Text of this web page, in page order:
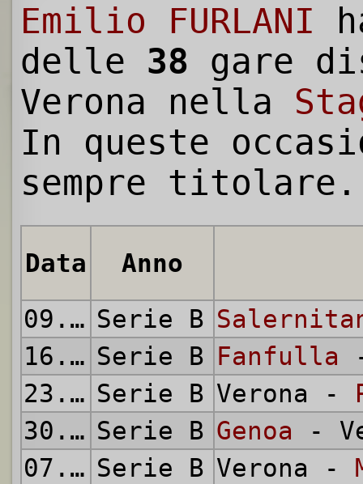
Emilio FURLANI
delle 38 gare
Verona nella
In queste
sempre titolare.
Data Anno
09.09.1951 Serie B
16.09.1951 Serie B Fanfulla
23.09.1951 Serie B Verona -
30.09.1951 Serie B Genoa -
07.10.1951 Serie B Verona -